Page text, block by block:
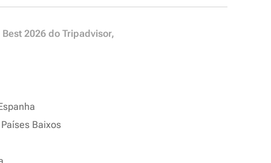
2026 do Tripadvisor,
Baixos